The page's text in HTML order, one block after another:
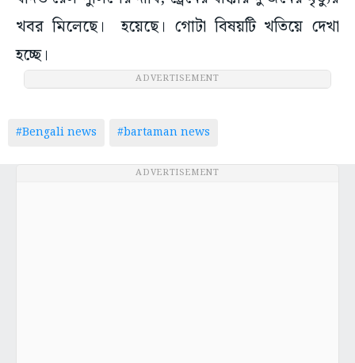
খবর মিলেছে। হয়েছে। গোটা বিষয়টি খতিয়ে দেখা
হচ্ছে।
ADVERTISEMENT
#Bengali news #bartaman news
ADVERTISEMENT